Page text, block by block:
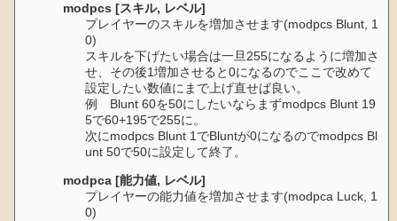
modpcs [スキル, レベル]
プレイヤーのスキルを増加させます(modpcs Blunt, 1
0)
スキルを下げたい場合は一旦255になるように増加さ
せ、その後1増加させると0になるのでここで改めて
設定したい数値にまで上げ直せば良い。
例 Blunt 60を50にしたいならまずmodpcs Blunt 19
5で60+195で255に。
次にmodpcs Blunt 1でBluntが0になるのでmodpcs Bl
unt 50で50に設定して終了。
modpca [能力値, レベル]
プレイヤーの能力値を増加させます(modpca Luck, 1
0)